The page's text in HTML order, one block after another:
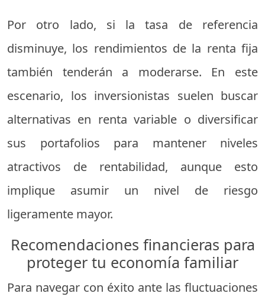
Por otro lado, si la tasa de referencia
disminuye, los rendimientos de la renta fija
también tenderán a moderarse. En este
escenario, los inversionistas suelen buscar
alternativas en renta variable o diversificar
sus portafolios para mantener niveles
atractivos de rentabilidad, aunque esto
implique asumir un nivel de riesgo
ligeramente mayor.
Recomendaciones financieras para
proteger tu economía familiar
Para navegar con éxito ante las fluctuaciones